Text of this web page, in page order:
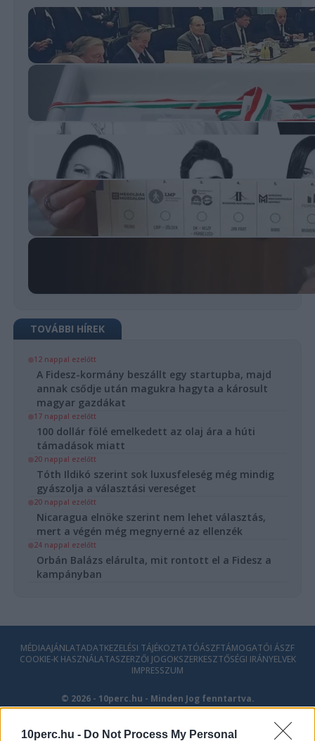
10perc.hu - Do Not Process My Personal
TOVÁBBI HÍREK
12 nappal ezelőtt
A Fidesz-kormány beszállt egy startupba, majd
annak csődje után magukra hagyta a károsult
magyar gazdákat
17 nappal ezelőtt
100 dollár fölé emelkedett az olaj ára a húti
támadások miatt
20 nappal ezelőtt
Tóth Ildikó szerint sok luxusfeleség még mindig
gyászolja a választási vereséget
20 nappal ezelőtt
Nicaragua elnöke szerint nem lehet választás,
mert a végén még megnyerné az ellenzék
24 nappal ezelőtt
Orbán Balázs elárulta, mit rontott el a Fidesz a
kampányban
MÉDIAAJÁNLATADATKEZELÉSI TÁJÉKOZTATÓÁSZFTÁMOGATÓI ÁSZF
COOKIE-K HASZNÁLATASZERZŐI JOGOKSZERKESZTŐSÉGI IRÁNYELVEK
IMPRESSZUM
© 2026 - 10perc.hu - Minden Jog fenntartva.